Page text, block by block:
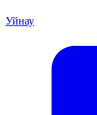
Уйнау